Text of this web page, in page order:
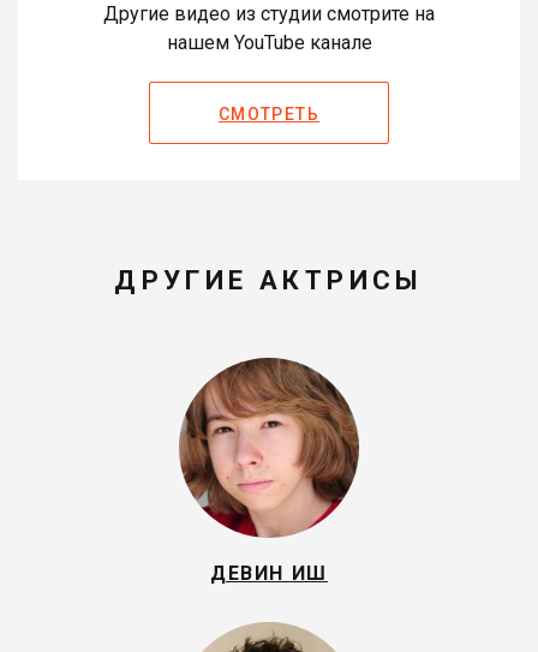
Другие видео из студии смотрите на
нашем YouTube канале
СМОТРЕТЬ
ДРУГИЕ АКТРИСЫ
ДЕВИН ИШ